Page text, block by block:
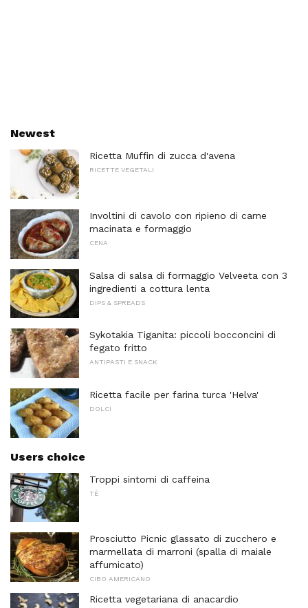
Newest
Ricetta Muffin di zucca d'avena
RICETTE VEGETALI
Involtini di cavolo con ripieno di carne
macinata e formaggio
CENA
Salsa di salsa di formaggio Velveeta con 3
ingredienti a cottura lenta
DIPS & SPREADS
Sykotakia Tiganita: piccoli bocconcini di
fegato fritto
ANTIPASTI E SNACK
Ricetta facile per farina turca 'Helva'
DOLCI
Users choice
Troppi sintomi di caffeina
TÈ
Prosciutto Picnic glassato di zucchero e
marmellata di marroni (spalla di maiale
affumicato)
CIBO AMERICANO
Ricetta vegetariana di anacardio